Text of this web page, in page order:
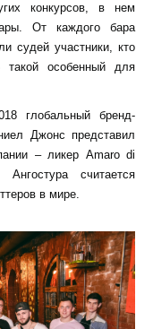
конкурсов, в нем
От каждого бара
судей участники, кто
особенный для
глобальный бренд-
Джонс представил
– ликер Amaro di
считается
в мире.